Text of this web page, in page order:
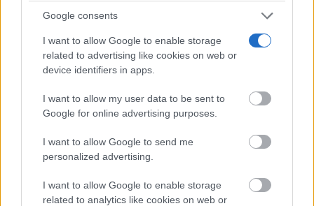
Google consents
I want to allow Google to enable storage
related to advertising like cookies on web or
device identifiers in apps.
I want to allow my user data to be sent to
Google for online advertising purposes.
I want to allow Google to send me
personalized advertising.
I want to allow Google to enable storage
related to analytics like cookies on web or